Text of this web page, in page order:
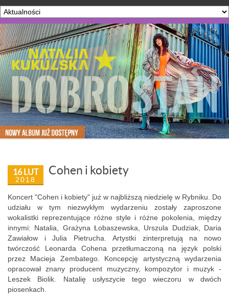
16 LUT
2018
Cohen i kobiety
Koncert "Cohen i kobiety" już w najbliższą niedzielę w Rybniku. Do
udziału w tym niezwykłym wydarzeniu zostały zaproszone
wokalistki reprezentujące różne style i różne pokolenia, między
innymi: Natalia, Grażyna Łobaszewska, Urszula Dudziak, Daria
Zawiałow i Julia Pietrucha. Artystki zinterpretują na nowo
twórczość Leonarda Cohena przetłumaczoną na język polski
przez Macieja Zembatego. Koncepcję artystyczną wydarzenia
opracował znany producent muzyczny, kompozytor i muzyk -
Leszek Biolik. Natalię usłyszycie tego wieczoru w dwóch
piosenkach.